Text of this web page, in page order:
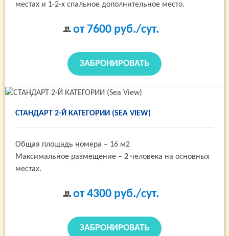
местах и 1-2-х спальное дополнительное место.
от 7600руб./сут.
ЗАБРОНИРОВАТЬ
СТАНДАРТ 2-Й КАТЕГОРИИ (SEA VIEW)
Общая площадь номера – 16 м2
Максимальное размещение – 2 человека на основных
местах.
от 4300руб./сут.
ЗАБРОНИРОВАТЬ